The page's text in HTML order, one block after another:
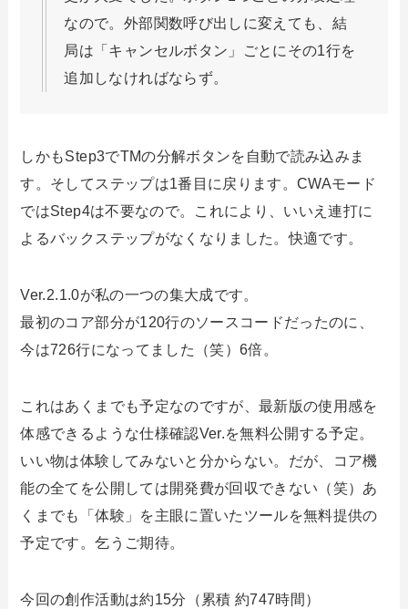
なので。外部関数呼び出しに変えても、結
局は「キャンセルボタン」ごとにその1行を
追加しなければならず。
しかもStep3でTMの分解ボタンを自動で読み込みま
す。そしてステップは1番目に戻ります。CWAモード
ではStep4は不要なので。これにより、いいえ連打に
よるバックステップがなくなりました。快適です。
Ver.2.1.0が私の一つの集大成です。
最初のコア部分が120行のソースコードだったのに、
今は726行になってました（笑）6倍。
これはあくまでも予定なのですが、最新版の使用感を
体感できるような仕様確認Ver.を無料公開する予定。
いい物は体験してみないと分からない。だが、コア機
能の全てを公開しては開発費が回収できない（笑）あ
くまでも「体験」を主眼に置いたツールを無料提供の
予定です。乞うご期待。
今回の創作活動は約15分（累積 約747時間）